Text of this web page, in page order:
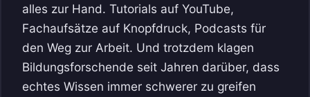
alles zur Hand. Tutorials auf YouTube,
Fachaufsätze auf Knopfdruck, Podcasts für
den Weg zur Arbeit. Und trotzdem klagen
Bildungsforschende seit Jahren darüber, dass
echtes Wissen immer schwerer zu greifen